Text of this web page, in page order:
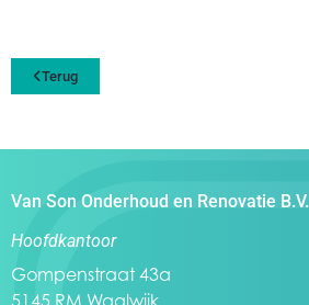
Terug
Van Son Onderhoud en Renovatie B.V.
Hoofdkantoor
Gompenstraat 43a